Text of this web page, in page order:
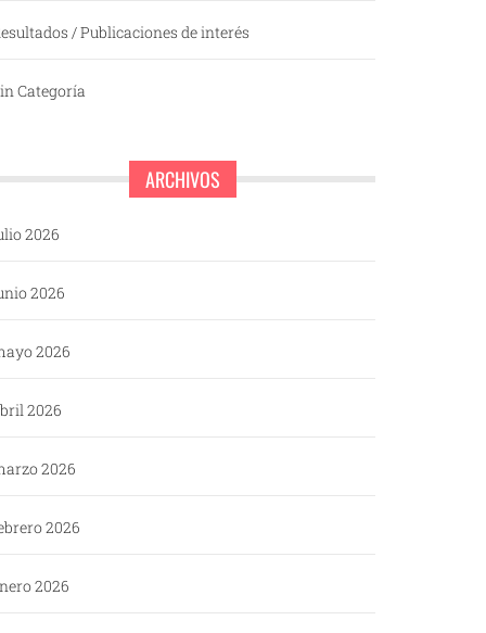
/ Publicaciones de interés
Categoría
ARCHIVOS
2026
2026
2026
2026
2026
2026
2026